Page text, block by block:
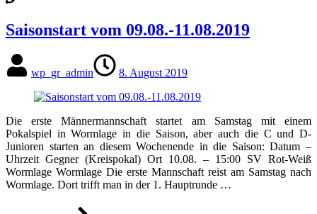
Saisonstart vom 09.08.-11.08.2019
wp_gr_admin 8. August 2019
Die erste Männermannschaft startet am Samstag mit einem
Pokalspiel in Wormlage in die Saison, aber auch die C und D-
Junioren starten an diesem Wochenende in die Saison: Datum –
Uhrzeit Gegner (Kreispokal) Ort 10.08. – 15:00 SV Rot-Weiß
Wormlage Wormlage Die erste Mannschaft reist am Samstag nach
Wormlage. Dort trifft man in der 1. Hauptrunde …